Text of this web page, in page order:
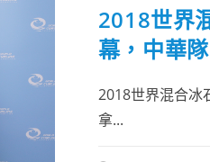
2018世界
幕，中華
2018世界混合冰
拿...